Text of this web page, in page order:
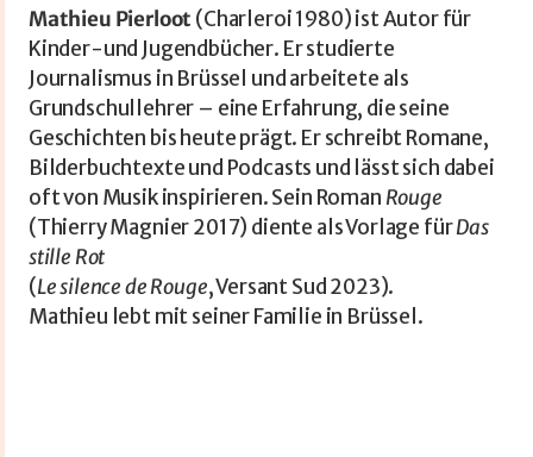
Mathieu Pierloot (Charleroi 1980) ist Autor für
Kinder-und Jugendbücher. Er studierte
Journalismus in Brüssel und arbeitete als
Grundschullehrer – eine Erfahrung, die seine
Geschichten bis heute prägt. Er schreibt Romane,
Bilderbuchtexte und Podcasts und lässt sich dabei
oft von Musik inspirieren. Sein Roman Rouge
(Thierry Magnier 2017) diente als Vorlage fürDas
stille Rot
(Le silence de Rouge, Versant Sud 2023).
Mathieu lebt mit seiner Familie in Brüssel.